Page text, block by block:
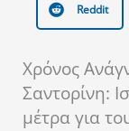
Reddit
Χρόνος
Σαντορίνη:
μέτρα για